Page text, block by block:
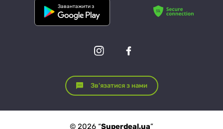
Завантажити з
Зв'язатися з нами
© 2026 “Superdeal.ua”